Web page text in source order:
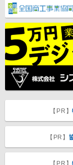
【PR】
【PR】